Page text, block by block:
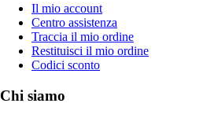
Il mio account
Centro assistenza
Traccia il mio ordine
Restituisci il mio ordine
Codici sconto
Chi siamo